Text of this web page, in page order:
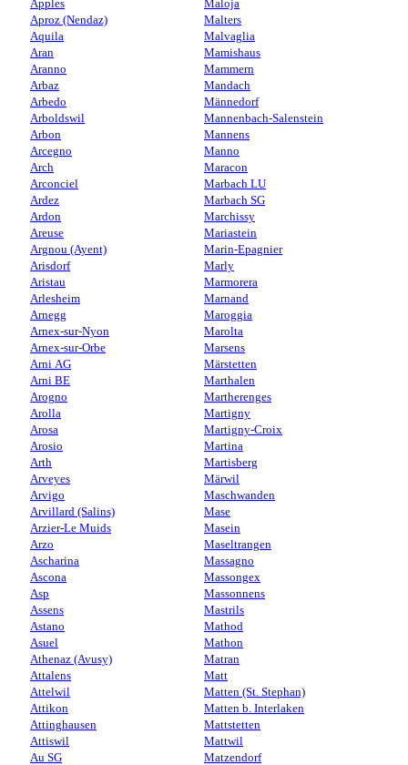
Apples
Aproz (Nendaz)
Aquila
Aran
Aranno
Arbaz
Arbedo
Arboldswil
Arbon
Arcegno
Arch
Arconciel
Ardez
Ardon
Areuse
Argnou (Ayent)
Arisdorf
Aristau
Arlesheim
Arnegg
Arnex-sur-Nyon
Arnex-sur-Orbe
Arni AG
Arni BE
Arogno
Arolla
Arosa
Arosio
Arth
Arveyes
Arvigo
Arvillard (Salins)
Arzier-Le Muids
Arzo
Ascharina
Ascona
Asp
Assens
Astano
Asuel
Athenaz (Avusy)
Attalens
Attelwil
Attikon
Attinghausen
Attiswil
Au SG
Maloja
Malters
Malvaglia
Mamishaus
Mammern
Mandach
Männedorf
Mannenbach-Salenstein
Mannens
Manno
Maracon
Marbach LU
Marbach SG
Marchissy
Mariastein
Marin-Epagnier
Marly
Marmorera
Marnand
Maroggia
Marolta
Marsens
Märstetten
Marthalen
Martherenges
Martigny
Martigny-Croix
Martina
Martisberg
Märwil
Maschwanden
Mase
Masein
Maseltrangen
Massagno
Massongex
Massonnens
Mastrils
Mathod
Mathon
Matran
Matt
Matten (St. Stephan)
Matten b. Interlaken
Mattstetten
Mattwil
Matzendorf